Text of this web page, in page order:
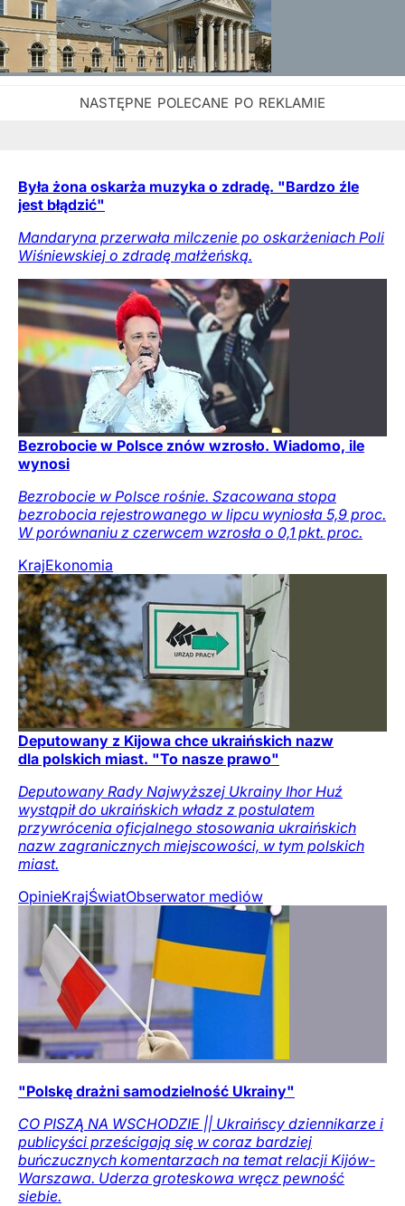
Była żona oskarża muzyka o zdradę. "Bardzo źle
jest błądzić"
Mandaryna przerwała milczenie po oskarżeniach Poli
Wiśniewskiej o zdradę małżeńską.
Bezrobocie w Polsce znów wzrosło. Wiadomo, ile
wynosi
Bezrobocie w Polsce rośnie. Szacowana stopa
bezrobocia rejestrowanego w lipcu wyniosła 5,9 proc.
W porównaniu z czerwcem wzrosła o 0,1 pkt. proc.
KrajEkonomia
Deputowany z Kijowa chce ukraińskich nazw
dla polskich miast. "To nasze prawo"
Deputowany Rady Najwyższej Ukrainy Ihor Huź
wystąpił do ukraińskich władz z postulatem
przywrócenia oficjalnego stosowania ukraińskich
nazw zagranicznych miejscowości, w tym polskich
miast.
OpinieKrajŚwiatObserwator mediów
"Polskę drażni samodzielność Ukrainy"
CO PISZĄ NA WSCHODZIE || Ukraińscy dziennikarze i
publicyści prześcigają się w coraz bardziej
buńczucznych komentarzach na temat relacji Kijów-
Warszawa. Uderza groteskowa wręcz pewność
siebie.